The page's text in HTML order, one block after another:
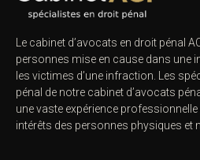
Le cabinet d’avocats en droit pénal
personnes mise en cause dans une
les victimes d’une infraction. Les
pénal de notre cabinet d’avocats
une vaste expérience
intérêts des personnes physiques et